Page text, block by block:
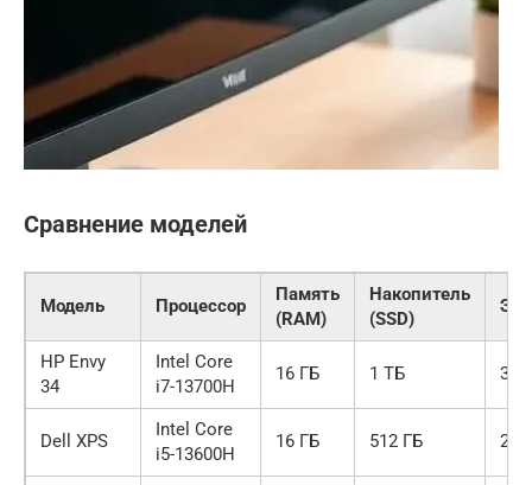
Сравнение моделей
Модель Процессор
Память
(RAM)
Накопитель
(SSD)
HP Envy
34
Intel Core
i7-13700H
16 ГБ 1 ТБ 34″
Dell XPS
Intel Core
i5-13600H
16 ГБ 512 ГБ 27″